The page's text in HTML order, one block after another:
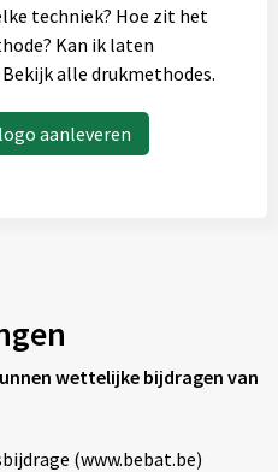
techniek? Hoe zit het
Kan ik laten
alle drukmethodes.
aanleveren
wettelijke bijdragen van
(www.bebat.be)